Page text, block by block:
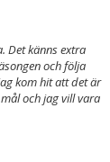
Det känns extra
och följa
kom hit att det är
och jag vill vara